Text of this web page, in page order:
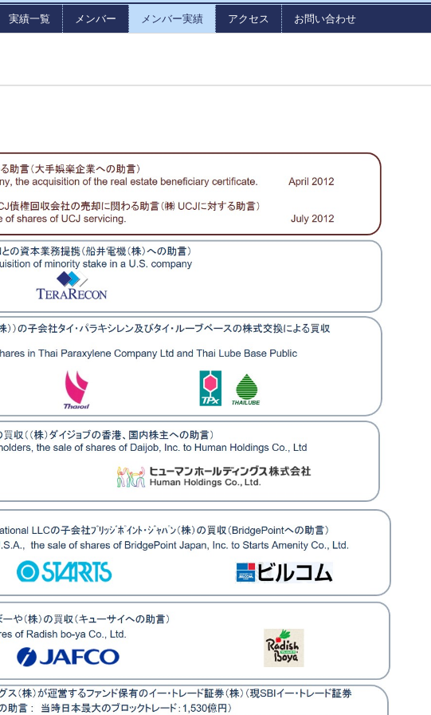
実績一覧 メンバー メンバー実績 アクセス お問い合わせ